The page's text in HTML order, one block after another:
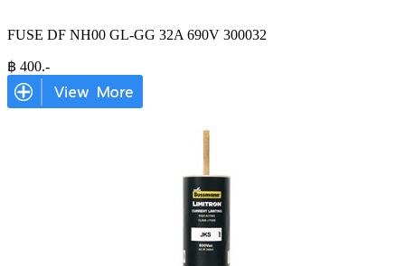
FUSE DF NH00 GL-GG 32A 690V 300032
฿ 400.-